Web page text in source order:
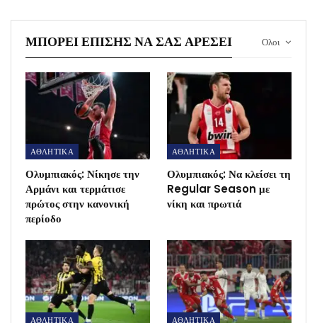
Ολοι
ΜΠΟΡΕΊ ΕΠΊΣΗΣ ΝΑ ΣΑΣ ΑΡΈΣΕΙ
ΑΘΛΗΤΙΚΑ
Ολυμπιακός: Νίκησε την
Αρμάνι και τερμάτισε
πρώτος στην κανονική
περίοδο
ΑΘΛΗΤΙΚΑ
Ολυμπιακός: Να κλείσει τη
Regular Season με
νίκη και πρωτιά
ΑΘΛΗΤΙΚΑ ΑΘΛΗΤΙΚΑ